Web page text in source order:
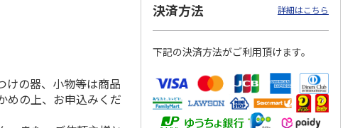
けの器、小物等は商品
めの上、お申込みくだ
決済方法 詳細はこちら
下記の決済方法がご利用頂けます。